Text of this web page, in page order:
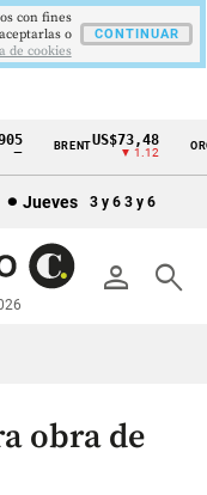
BRENTUS$73,48
▼ 1.12
ORO
Jueves 3 y 6 3 y 6
person search
obra de
con fines
o
de cookies
CONTINUAR